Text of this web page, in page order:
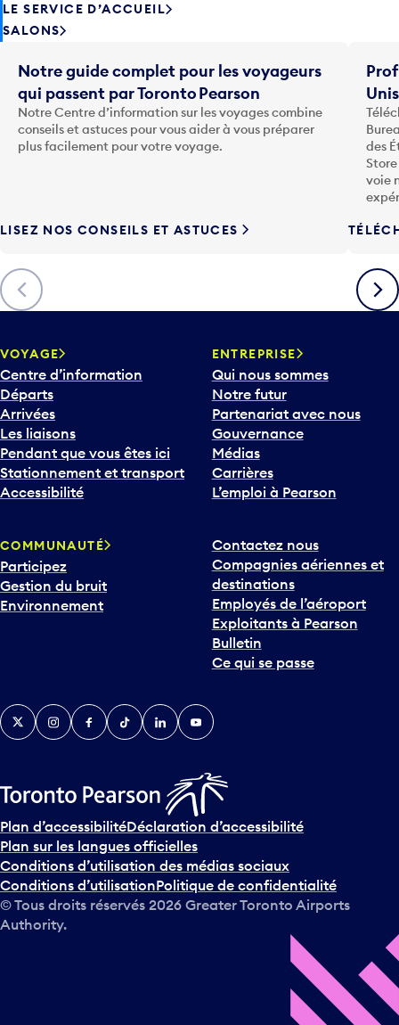
LE SERVICE D’ACCUEIL
SALONS
Précédent
Notre guide complet pour les voyageurs
qui passent par Toronto Pearson
Notre Centre d’information sur les voyages combine
conseils et astuces pour vous aider à vous préparer
plus facilement pour votre voyage.
LISEZ NOS CONSEILS ET ASTUCES
des
voie
VOYAGE
Centre d’information
Départs
Arrivées
Les liaisons
Pendant que vous êtes ici
Stationnement et transport
Accessibilité
ENTREPRISE
Qui nous sommes
Notre futur
Partenariat avec nous
Gouvernance
Médias
Carrières
L’emploi à Pearson
COMMUNAUTÉ
Participez
Gestion du bruit
Environnement
Contactez nous
Compagnies aériennes et
destinations
Employés de l’aéroport
Exploitants à Pearson
Bulletin
Ce qui se passe
TwitterInstagramFacebook
TikTokLinkedInYouTube
Plan d’accessibilitéDéclaration d’accessibilité
Plan sur les langues officielles
Conditions d’utilisation des médias sociaux
Conditions d’utilisationPolitique de confidentialité
© Tous droits réservés 2026 Greater Toronto Airports
Authority.